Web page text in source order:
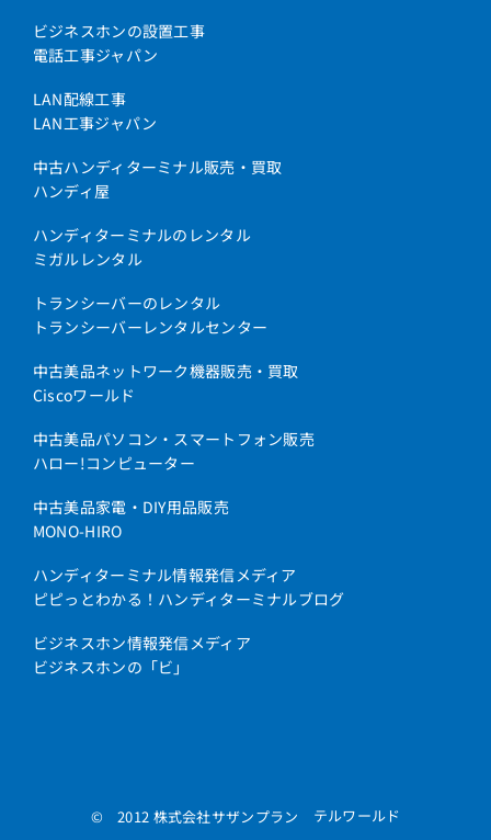
ビジネスホンの設置工事
電話工事ジャパン
LAN配線工事
LAN工事ジャパン
中古ハンディターミナル販売・買取
ハンディ屋
ハンディターミナルのレンタル
ミガルレンタル
トランシーバーのレンタル
トランシーバーレンタルセンター
中古美品ネットワーク機器販売・買取
Ciscoワールド
中古美品パソコン・スマートフォン販売
ハロー!コンピューター
中古美品家電・DIY用品販売
MONO-HIRO
ハンディターミナル情報発信メディア
ピピっとわかる！ハンディターミナルブログ
ビジネスホン情報発信メディア
ビジネスホンの「ビ」
© 2012 株式会社サザンプラン テルワールド